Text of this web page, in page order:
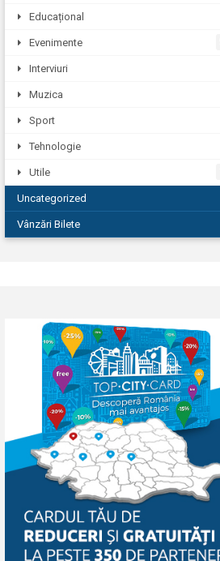
Educațional
Evenimente
Interviuri
Muzica
Sport
Tehnologie
Utile
Uncategorized
Vânzări Bilete